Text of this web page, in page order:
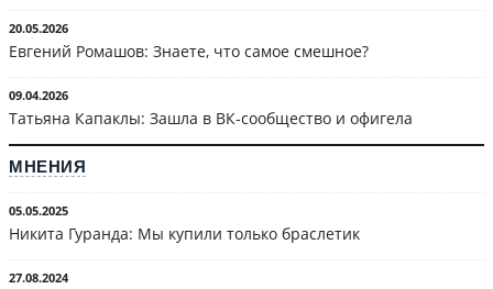
20.05.2026
Евгений Ромашов: Знаете, что самое смешное?
09.04.2026
Татьяна Капаклы: Зашла в ВК-сообщество и офигела
МНЕНИЯ
05.05.2025
Никита Гуранда: Мы купили только браслетик
27.08.2024